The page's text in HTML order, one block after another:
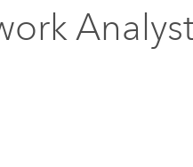
プ
連
立
す